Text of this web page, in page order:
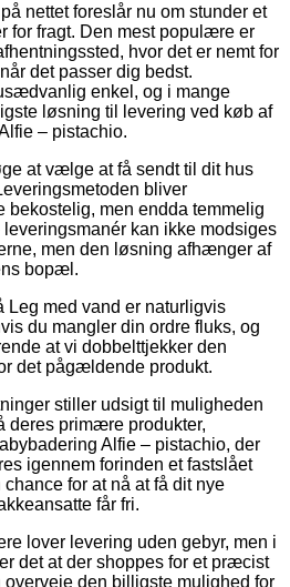
nettet foreslår nu om stunder et
for fragt. Den mest populære er
hvor det er nemt for
det passer dig bedst.
enkel, og i mange
løsning til levering ved køb af
– pistachio.
at vælge at få sendt til dit hus
bliver
men endda temmelig
kan ikke modsiges
men den løsning afhænger af
bopæl.
Leg med vand er naturligvis
du mangler din ordre fluks, og
at vi dobbelttjekker den
det pågældende produkt.
stiller udsigt til muligheden
deres primære produkter,
Alfie – pistachio, der
igennem forinden et fastslået
for at nå at få dit nye
får fri.
lover levering uden gebyr, men i
det at der shoppes for et præcist
den billigste mulighed for